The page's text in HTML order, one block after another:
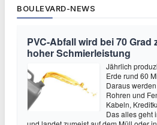
BOULEVARD-NEWS
PVC-Abfall wird bei 70 Grad
hoher Schmierleistung
Jährlich
Erde rund 60
Daraus
Rohren und
Kabeln,
Das alles geht